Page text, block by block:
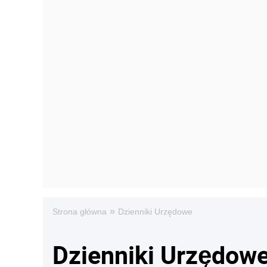
Strona główna » Dzienniki Urzędowe
Dzienniki